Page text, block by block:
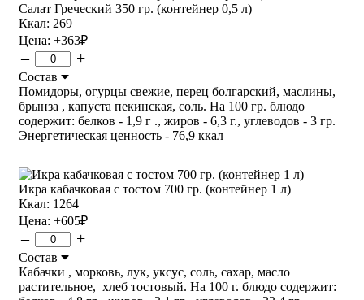
Салат Греческий 350 гр. (контейнер 0,5 л)
Ккал: 269
Цена: +363₽
– +
Состав
Помидоры, огурцы свежие, перец болгарский, маслины,
брынза , капуста пекинская, соль. На 100 гр. блюдо
содержит: белков - 1,9 г ., жиров - 6,3 г., углеводов - 3 гр.
Энергетическая ценность - 76,9 ккал
Икра кабачковая с тостом 700 гр. (контейнер 1 л)
Ккал: 1264
Цена: +605₽
– +
Состав
Кабачки , морковь, лук, уксус, соль, сахар, масло
растительное, хлеб тостовый. На 100 г. блюдо содержит: